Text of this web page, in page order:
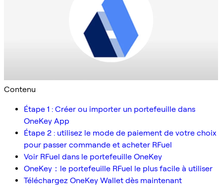
Contenu
Étape 1 : Créer ou importer un portefeuille dans
OneKey App
Étape 2 : utilisez le mode de paiement de votre choix
pour passer commande et acheter RFuel
Voir RFuel dans le portefeuille OneKey
OneKey：le portefeuille RFuel le plus facile à utiliser
Téléchargez OneKey Wallet dès maintenant